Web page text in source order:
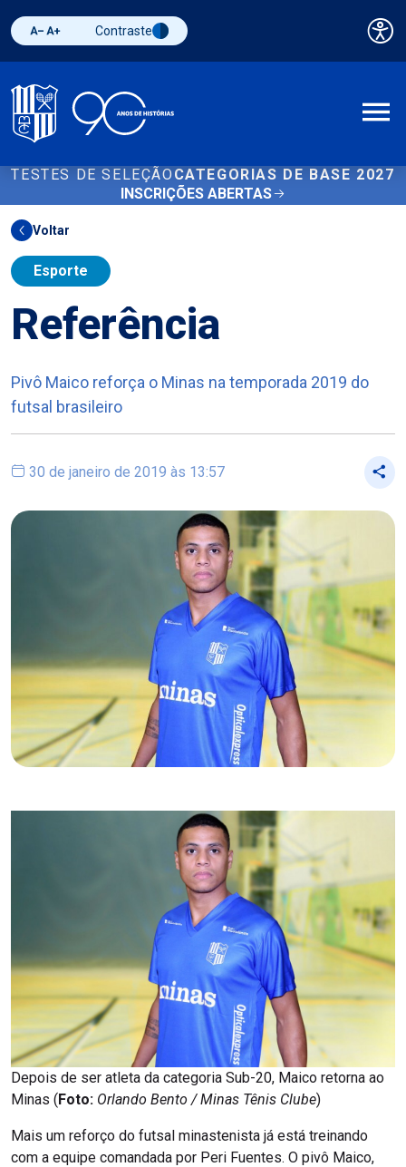
Diminuir fonte
Aumentar fonteAlternar contraste
Contraste
TESTES DE SELEÇÃO CATEGORIAS DE BASE 2027
INSCRIÇÕES ABERTAS
Voltar
Esporte
Referência
Pivô Maico reforça o Minas na temporada 2019 do
futsal brasileiro
30 de janeiro de 2019 às 13:57
Depois de ser atleta da categoria Sub-20, Maico retorna ao
Minas (Foto: Orlando Bento / Minas Tênis Clube)
Mais um reforço do futsal minastenista já está treinando
com a equipe comandada por Peri Fuentes. O pivô Maico,